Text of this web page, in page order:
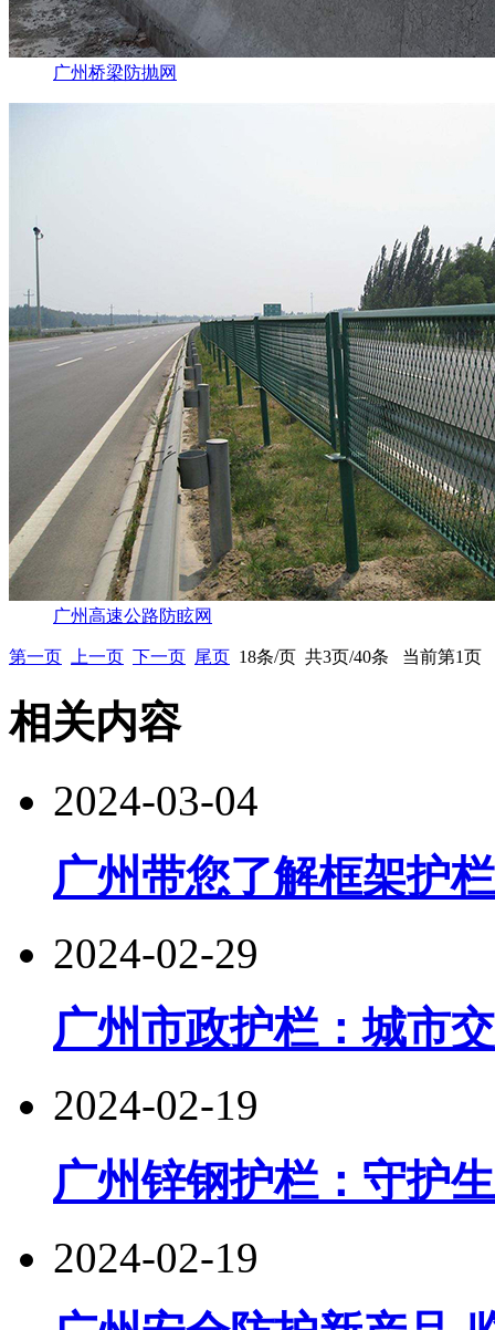
广州桥梁防抛网
广州高速公路防眩网
第一页 上一页 下一页 尾页 18条/页 共3页/40条 当前第1页
相关内容
2024-03-04
广州带您了解框架护
2024-02-29
广州市政护栏：城市
2024-02-19
广州锌钢护栏：守护
2024-02-19